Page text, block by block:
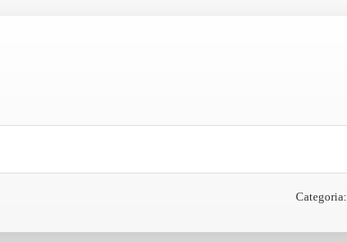
Categoria: